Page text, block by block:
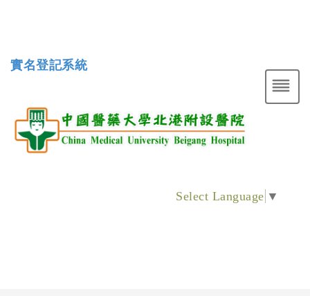
實名登記系統
Select Language ▼